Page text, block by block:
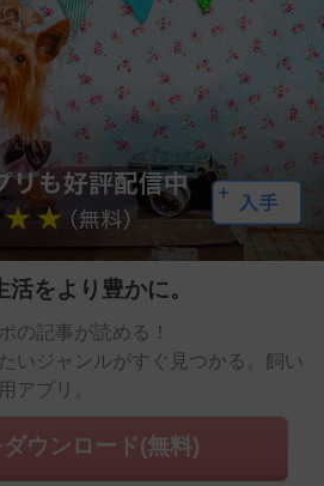
をより豊かに。
の記事が読める！
いジャンルがすぐ見つかる。飼い
アプリ。
ウンロード(無料)